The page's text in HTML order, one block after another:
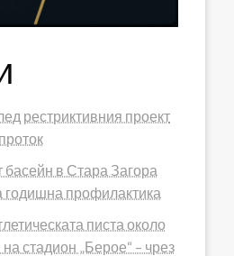
рестриктивния проект
басейн в Стара Загора
годишна профилактика
писта около
стадион „Берое“ – чрез